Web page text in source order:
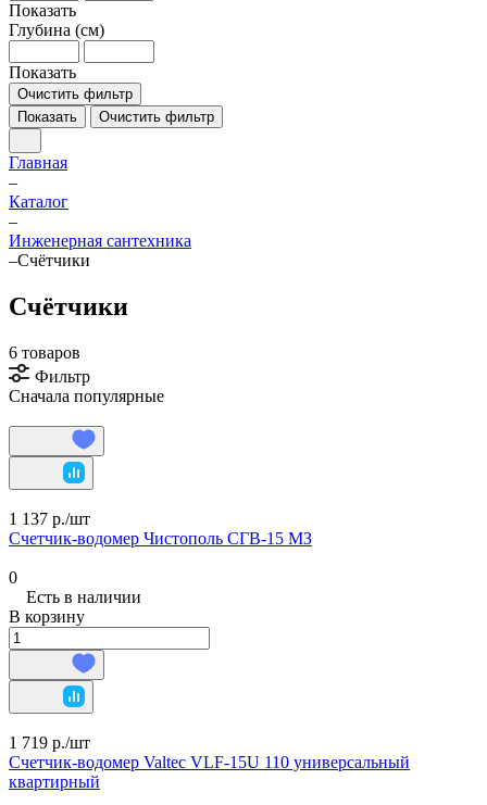
Показать
Глубина (см)
Показать
Очистить фильтр
Показать
Очистить фильтр
Главная
–
Каталог
–
Инженерная сантехника
–Счётчики
Счётчики
6 товаров
Фильтр
Сначала популярные
1 137 р./шт
Счетчик-водомер Чистополь СГВ-15 МЗ
0
Есть в наличии
В корзину
1 719 р./шт
Счетчик-водомер Valtec VLF-15U 110 универсальный
квартирный